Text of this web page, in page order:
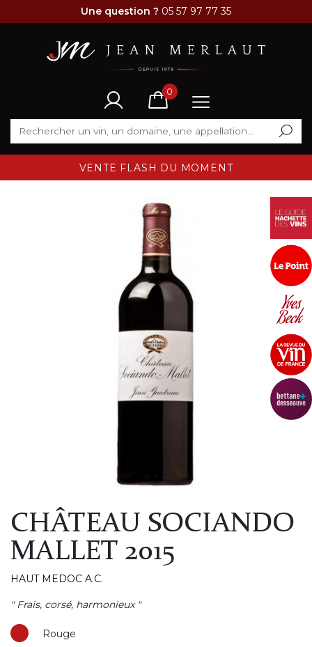
Une question ? 05 57 97 77 35
0
VENTE FLASH DU MOMENT
CHÂTEAU SOCIANDO
MALLET 2015
HAUT MEDOC A.C.
" Frais, corsé, harmonieux "
Rouge